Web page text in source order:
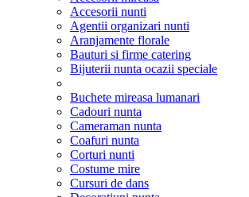
Accesorii nunti
Agentii organizari nunti
Aranjamente florale
Bauturi si firme catering
Bijuterii nunta ocazii speciale
Buchete mireasa lumanari
Cadouri nunta
Cameraman nunta
Coafuri nunta
Corturi nunti
Costume mire
Cursuri de dans